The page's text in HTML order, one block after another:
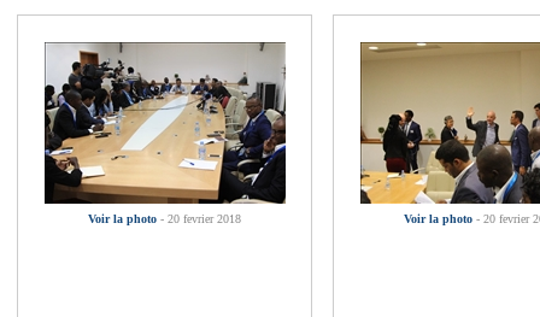
Voir la photo - 20 fevrier 2018 Voir la photo - 20 fevrier